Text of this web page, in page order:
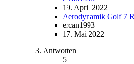
19. April 2022
Aerodynamik Golf 7 R
ercan1993
17. Mai 2022
Antworten
5